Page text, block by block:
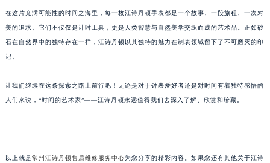
在这片充满可能性的时间之海里，每一枚江诗丹顿手表都是一个故事、一段旅程、一次对
美的追求。它们不仅仅是计时工具，更是人类智慧与自然美学交织而成的艺术品。正如砂
石在自然界中的独特存在一样，江诗丹顿以其独特的魅力在制表领域留下了不可磨灭的印
记。
让我们继续在这条探索之路上前行吧！无论是对于钟表爱好者还是对时间有着独特感悟的
人们来说，“时间的艺术家”——江诗丹顿永远值得我们去深入了解、欣赏和珍藏。
以上就是常州江诗丹顿售后维修服务中心为您分享的精彩内容。如果您还有其他关于江诗